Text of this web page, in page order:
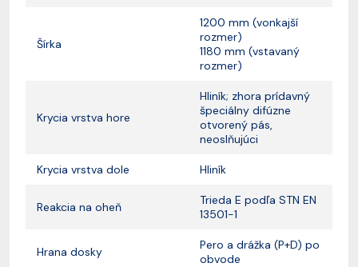
Šírka
1200 mm (vonkajší
rozmer)
1180 mm (vstavaný
rozmer)
Krycia vrstva hore
Hliník; zhora prídavný
špeciálny difúzne
otvorený pás,
neoslňujúci
Krycia vrstva dole Hliník
Reakcia na oheň
Trieda E podľa STN EN
13501-1
Hrana dosky
Pero a drážka (P+D) po
obvode